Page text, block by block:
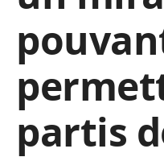
partis